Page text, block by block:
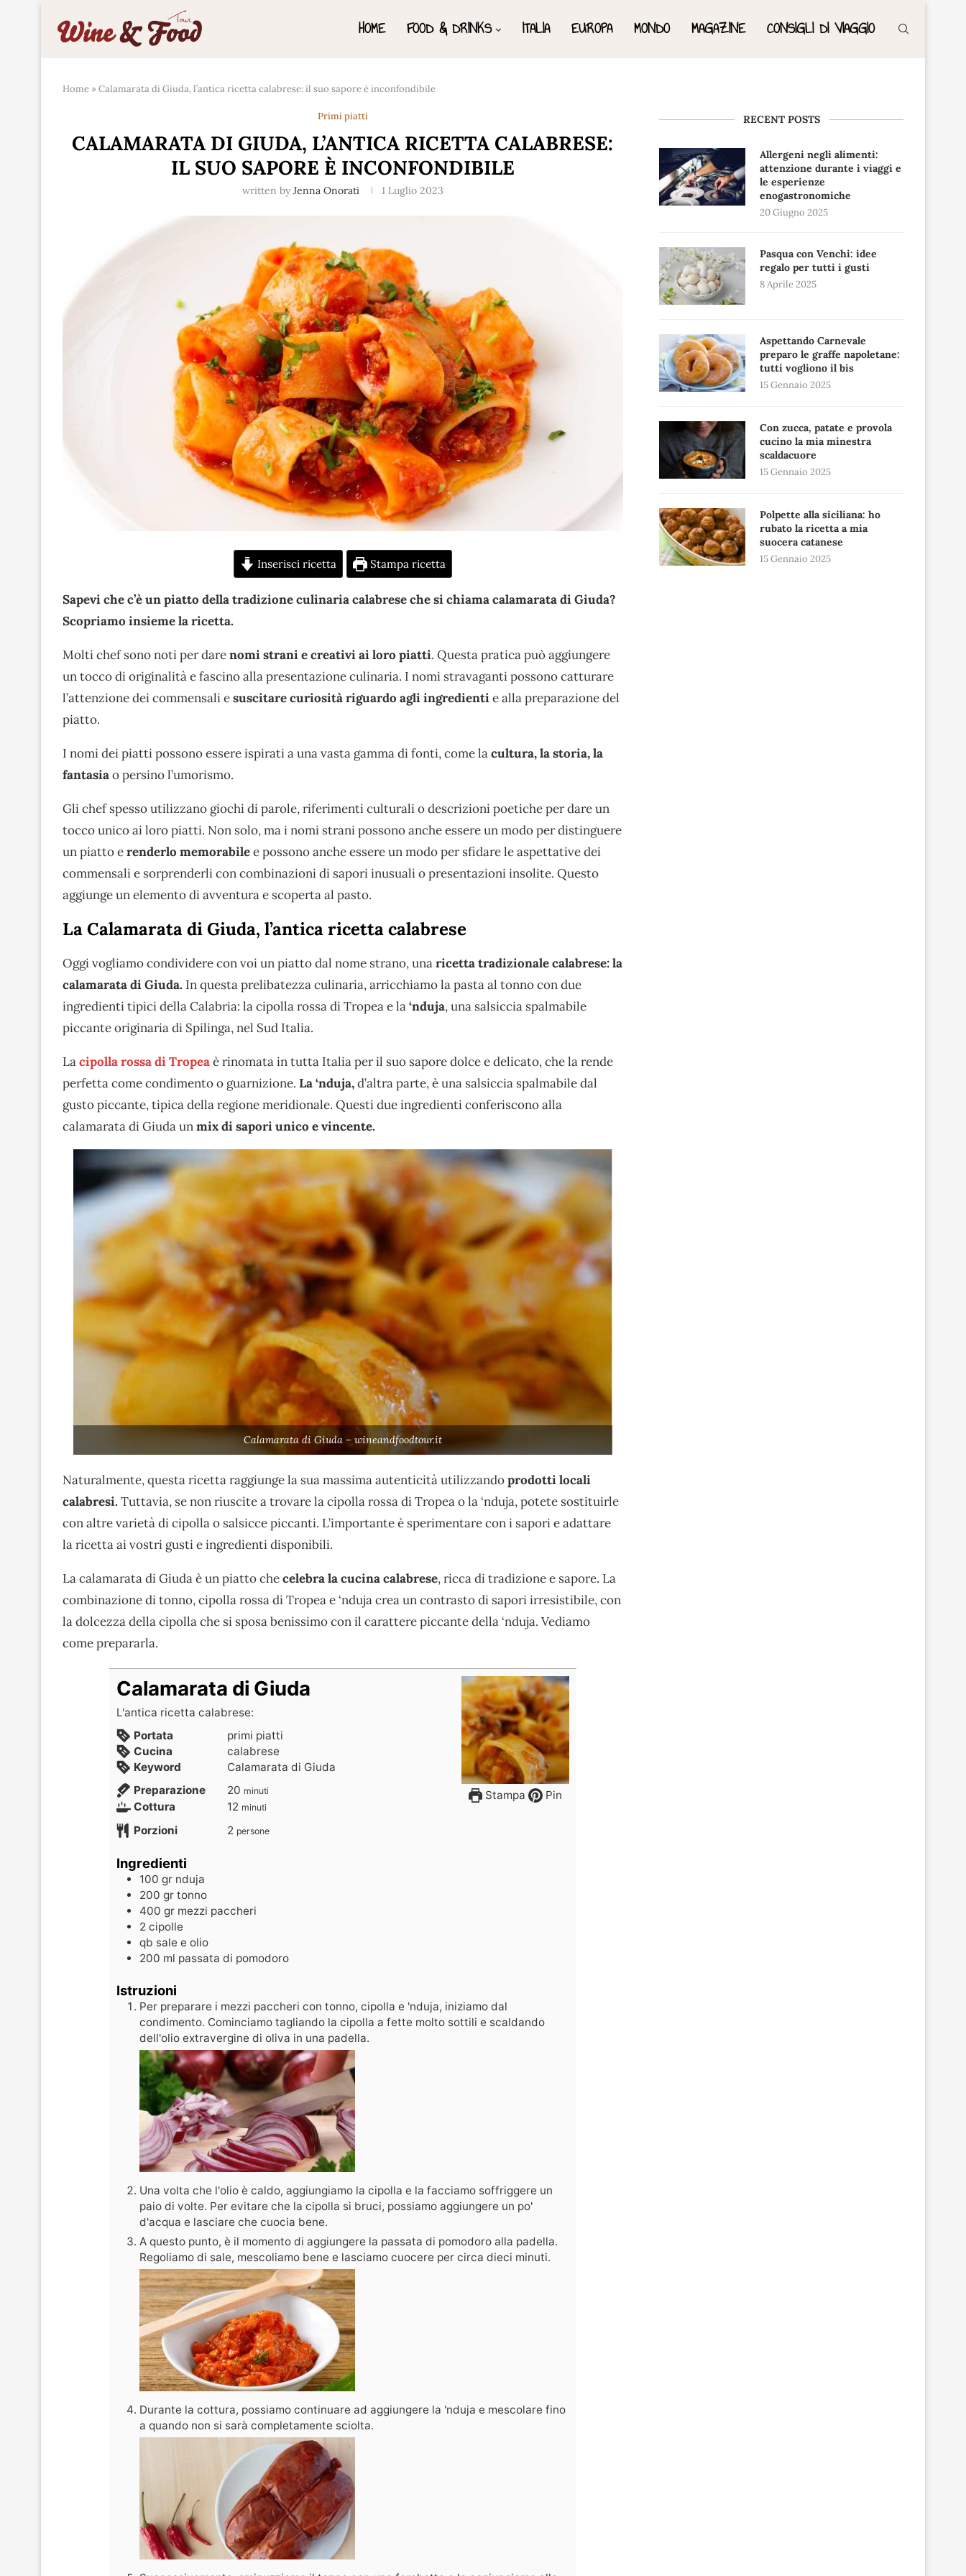
HOME FOOD & DRINKS ITALIA EUROPA MONDO MAGAZINE CONSIGLI DI VIAGGIO
Home »Calamarata di Giuda, l’antica ricetta calabrese: il suo sapore è inconfondibile
Primi piatti
CALAMARATA DI GIUDA, L’ANTICA RICETTA CALABRESE:
IL SUO SAPORE È INCONFONDIBILE
written by Jenna Onorati 1 Luglio 2023
Inserisci ricetta Stampa ricetta
Sapevi che c’è un piatto della tradizione culinaria calabrese che si chiama calamarata di Giuda?
Scopriamo insieme la ricetta.
Molti chef sono noti per darenomi strani e creativi ai loro piatti. Questa pratica può aggiungere
un tocco di originalità e fascino alla presentazione culinaria. I nomi stravaganti possono catturare
l’attenzione dei commensali esuscitare curiosità riguardo agli ingredientie alla preparazione del
piatto.
I nomi dei piatti possono essere ispirati a una vasta gamma di fonti, come lacultura, la storia, la
fantasiao persino l’umorismo.
Gli chef spesso utilizzano giochi di parole, riferimenti culturali o descrizioni poetiche per dare un
tocco unico ai loro piatti. Non solo, ma i nomi strani possono anche essere un modo per distinguere
un piatto erenderlo memorabilee possono anche essere un modo per sfidare le aspettative dei
commensali e sorprenderli con combinazioni di sapori inusuali o presentazioni insolite. Questo
aggiunge un elemento di avventura e scoperta al pasto.
La Calamarata di Giuda, l’antica ricetta calabrese
Oggi vogliamo condividere con voi un piatto dal nome strano, unaricetta tradizionale calabrese: la
calamarata di Giuda. In questa prelibatezza culinaria, arricchiamo la pasta al tonno con due
ingredienti tipici della Calabria: la cipolla rossa di Tropea e la‘nduja, una salsiccia spalmabile
piccante originaria di Spilinga, nel Sud Italia.
Lacipolla rossa di Tropeaè rinomata in tutta Italia per il suo sapore dolce e delicato, che la rende
perfetta come condimento o guarnizione. La ‘nduja,d’altra parte, è una salsiccia spalmabile dal
gusto piccante, tipica della regione meridionale. Questi due ingredienti conferiscono alla
calamarata di Giuda unmix di sapori unico e vincente.
Calamarata di Giuda – wineandfoodtour.it
Naturalmente, questa ricetta raggiunge la sua massima autenticità utilizzandoprodotti locali
calabresi. Tuttavia, se non riuscite a trovare la cipolla rossa di Tropea o la ‘nduja, potete sostituirle
con altre varietà di cipolla o salsicce piccanti. L’importante è sperimentare con i sapori e adattare
la ricetta ai vostri gusti e ingredienti disponibili.
La calamarata di Giuda è un piatto checelebra la cucina calabrese, ricca di tradizione e sapore. La
combinazione di tonno, cipolla rossa di Tropea e ‘nduja crea un contrasto di sapori irresistibile, con
la dolcezza della cipolla che si sposa benissimo con il carattere piccante della ‘nduja. Vediamo
come prepararla.
Stampa Pin
Calamarata di Giuda
L'antica ricetta calabrese:
Portata
primi piatti
Cucina
calabrese
Keyword
Calamarata di Giuda
Preparazione
20 minuti
Cottura 12 minuti
Porzioni 2 persone
Ingredienti
100 gr nduja
200 gr tonno
400 gr mezzi paccheri
2 cipolle
qb sale e olio
200 ml passata di pomodoro
Istruzioni
Per preparare i mezzi paccheri con tonno, cipolla e 'nduja, iniziamo dal
condimento. Cominciamo tagliando la cipolla a fette molto sottili e scaldando
dell'olio extravergine di oliva in una padella.
Una volta che l'olio è caldo, aggiungiamo la cipolla e la facciamo soffriggere un
paio di volte. Per evitare che la cipolla si bruci, possiamo aggiungere un po'
d'acqua e lasciare che cuocia bene.
A questo punto, è il momento di aggiungere la passata di pomodoro alla padella.
Regoliamo di sale, mescoliamo bene e lasciamo cuocere per circa dieci minuti.
Durante la cottura, possiamo continuare ad aggiungere la 'nduja e mescolare fino
a quando non si sarà completamente sciolta.
RECENT POSTS
Allergeni negli alimenti:
attenzione durante i viaggi e
le esperienze
enogastronomiche
20 Giugno 2025
Pasqua con Venchi: idee
regalo per tutti i gusti
8 Aprile 2025
Aspettando Carnevale
preparo le graffe napoletane:
tutti vogliono il bis
15 Gennaio 2025
Con zucca, patate e provola
cucino la mia minestra
scaldacuore
15 Gennaio 2025
Polpette alla siciliana: ho
rubato la ricetta a mia
suocera catanese
15 Gennaio 2025